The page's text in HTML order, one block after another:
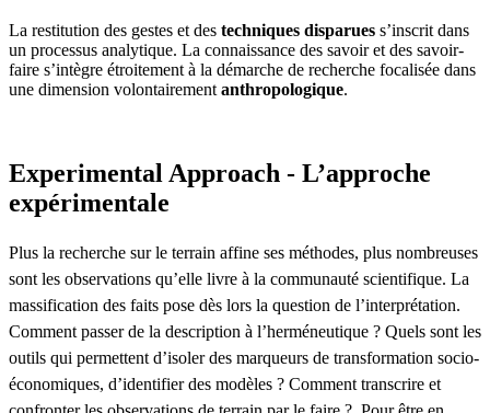
La restitution des gestes et des techniques disparues s’inscrit dans
un processus analytique. La connaissance des savoir et des savoir-
faire s’intègre étroitement à la démarche de recherche focalisée dans
une dimension volontairement anthropologique.
Experimental Approach - L’approche
expérimentale
Plus la recherche sur le terrain affine ses méthodes, plus nombreuses
sont les observations qu’elle livre à la communauté scientifique. La
massification des faits pose dès lors la question de l’interprétation.
Comment passer de la description à l’herméneutique ? Quels sont les
outils qui permettent d’isoler des marqueurs de transformation socio-
économiques, d’identifier des modèles ? Comment transcrire et